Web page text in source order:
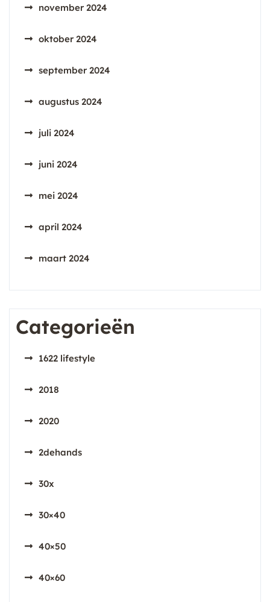
november 2024
oktober 2024
september 2024
augustus 2024
juli 2024
juni 2024
mei 2024
april 2024
maart 2024
Categorieën
1622 lifestyle
2018
2020
2dehands
30x
30×40
40×50
40×60